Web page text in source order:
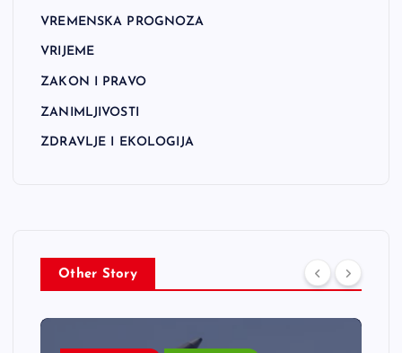
VREMENSKA PROGNOZA
VRIJEME
ZAKON I PRAVO
ZANIMLJIVOSTI
ZDRAVLJE I EKOLOGIJA
Other Story